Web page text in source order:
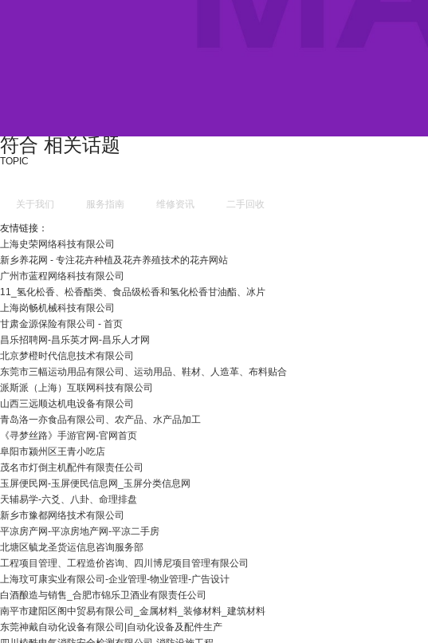
符合 相关话题
TOPIC
关于我们 服务指南 维修资讯 二手回收
友情链接：
上海史荣网络科技有限公司
新乡养花网 - 专注花卉种植及花卉养殖技术的花卉网站
广州市蓝程网络科技有限公司
11_氢化松香、松香酯类、食品级松香和氢化松香甘油酯、冰片
上海岗畅机械科技有限公司
甘肃金源保险有限公司 - 首页
昌乐招聘网-昌乐英才网-昌乐人才网
北京梦橙时代信息技术有限公司
东莞市三幅运动用品有限公司、运动用品、鞋材、人造革、布料贴合
派斯派（上海）互联网科技有限公司
山西三远顺达机电设备有限公司
青岛洛一亦食品有限公司、农产品、水产品加工
《寻梦丝路》手游官网-官网首页
阜阳市颍州区王青小吃店
茂名市灯倒主机配件有限责任公司
玉屏便民网-玉屏便民信息网_玉屏分类信息网
天辅易学-六爻、八卦、命理排盘
新乡市豫都网络技术有限公司
平凉房产网-平凉房地产网-平凉二手房
北塘区毓龙圣货运信息咨询服务部
工程项目管理、工程造价咨询、四川博尼项目管理有限公司
上海玟可康实业有限公司-企业管理-物业管理-广告设计
白酒酿造与销售_合肥市锦乐卫酒业有限责任公司
南平市建阳区阁中贸易有限公司_金属材料_装修材料_建筑材料
东莞神戴自动化设备有限公司|自动化设备及配件生产